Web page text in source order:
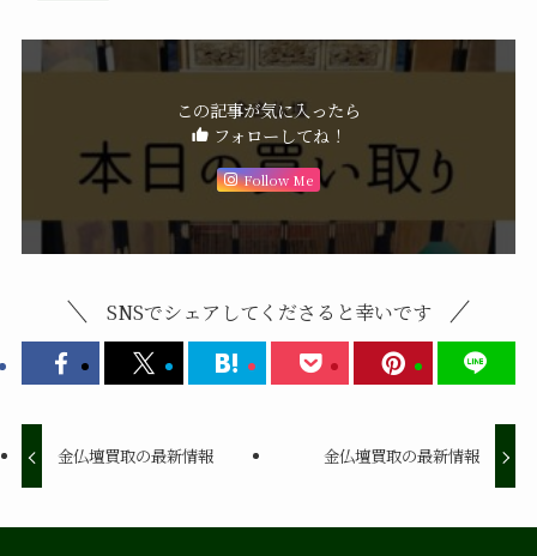
この記事が気に入ったら
フォローしてね！
Follow Me
SNSでシェアしてくださると幸いです
金仏壇買取の最新情報 金仏壇買取の最新情報